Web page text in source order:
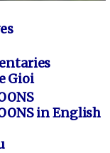
Gioi
in English